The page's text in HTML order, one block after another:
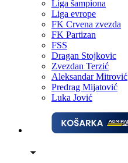
Liga šampiona
Liga evrope
FK Crvena zvezda
FK Partizan
FSS
Dragan Stojkovic
Zvezdan Terzić
Aleksandar Mitrović
Predrag Mijatović
Luka Jović